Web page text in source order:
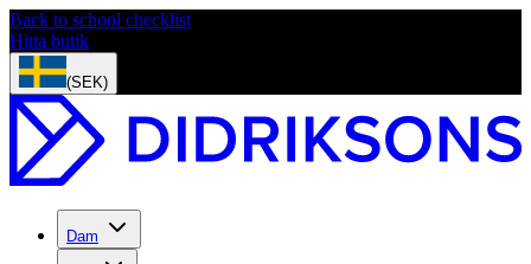
Back to school checklist
Hitta butik
(SEK)
Dam